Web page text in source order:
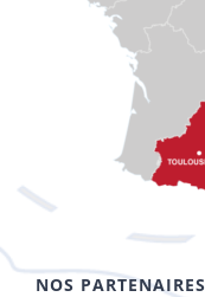
NOS PARTENAIRES